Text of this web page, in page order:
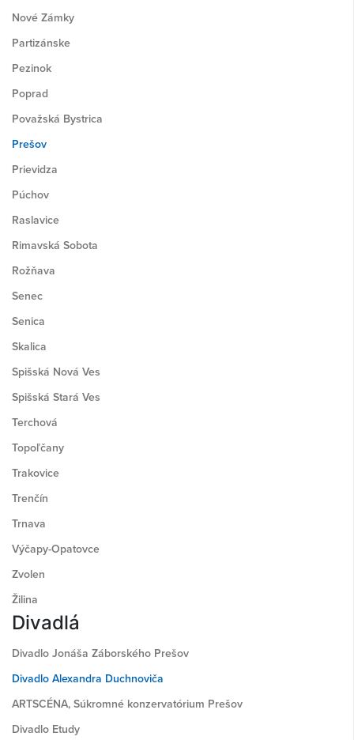
Nové Zámky
Partizánske
Pezinok
Poprad
Považská Bystrica
Prešov
Prievidza
Púchov
Raslavice
Rimavská Sobota
Rožňava
Senec
Senica
Skalica
Spišská Nová Ves
Spišská Stará Ves
Terchová
Topoľčany
Trakovice
Trenčín
Trnava
Výčapy-Opatovce
Zvolen
Žilina
Divadlá
Divadlo Jonáša Záborského Prešov
Divadlo Alexandra Duchnoviča
ARTSCÉNA, Súkromné konzervatórium Prešov
Divadlo Etudy